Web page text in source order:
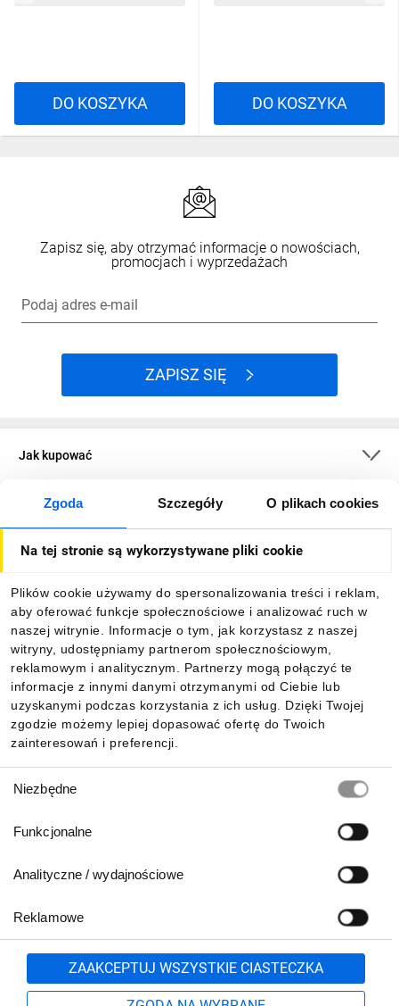
Zgoda Szczegóły O plikach cookies
Na tej stronie są wykorzystywane pliki cookie
Plików cookie używamy do spersonalizowania treści i reklam,
aby oferować funkcje społecznościowe i analizować ruch w
naszej witrynie. Informacje o tym, jak korzystasz z naszej
witryny, udostępniamy partnerom społecznościowym,
reklamowym i analitycznym. Partnerzy mogą połączyć te
informacje z innymi danymi otrzymanymi od Ciebie lub
uzyskanymi podczas korzystania z ich usług. Dzięki Twojej
zgodzie możemy lepiej dopasować ofertę do Twoich
zainteresowań i preferencji.
zgody
Niezbędne
Funkcjonalne
Analityczne / wydajnościowe
Reklamowe
ZAAKCEPTUJ WSZYSTKIE CIASTECZKA
DO KOSZYKA DO KOSZYKA
Zapisz się, aby otrzymać informacje o nowościach,
promocjach i wyprzedażach
Podaj adres e-mail
ZAPISZ SIĘ
Jak kupować
O firmie
Informacje
Pobierz naszą aplikację mobilną:
801 500 700 lub
71 37 61 600